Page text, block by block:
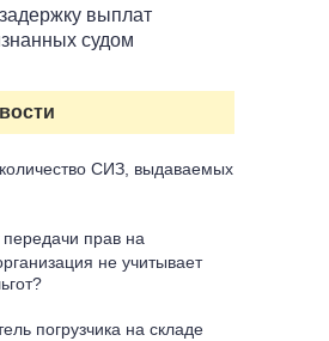
выплат
судом
СИЗ, выдаваемых
прав на
не учитывает
погрузчика на складе